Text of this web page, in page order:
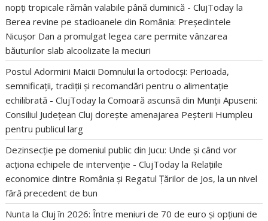
nopți tropicale rămân valabile până duminică - ClujToday la
Berea revine pe stadioanele din România: Președintele
Nicușor Dan a promulgat legea care permite vânzarea
băuturilor slab alcoolizate la meciuri
Postul Adormirii Maicii Domnului la ortodocși: Perioada,
semnificații, tradiții și recomandări pentru o alimentație
echilibrată - ClujToday laComoară ascunsă din Munții Apuseni:
Consiliul Județean Cluj dorește amenajarea Peșterii Humpleu
pentru publicul larg
Dezinsecție pe domeniul public din Jucu: Unde și când vor
acționa echipele de intervenție - ClujToday la Relațiile
economice dintre România și Regatul Țărilor de Jos, la un nivel
fără precedent de bun
Nunta la Cluj în 2026: Între meniuri de 70 de euro și opțiuni de